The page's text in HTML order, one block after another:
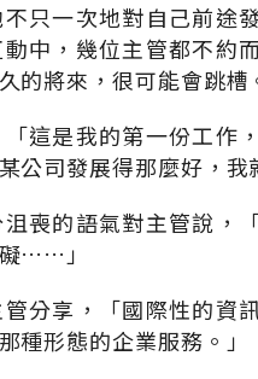
只一次地對自己前途
中，幾位主管都不約
的將來，很可能會跳槽
這是我的第一份工作
公司發展得那麼好，
喪的語氣對主管說，
……」
分享，「國際性的資
種形態的企業服務。」